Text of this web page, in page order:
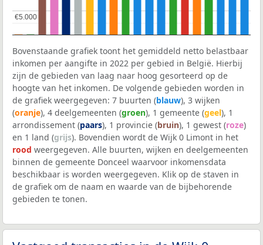
€5.000
€5.000
Bovenstaande grafiek toont het gemiddeld netto belastbaar
inkomen per aangifte in 2022 per gebied in België. Hierbij
zijn de gebieden van laag naar hoog gesorteerd op de
hoogte van het inkomen. De volgende gebieden worden in
de grafiek weergegeven: 7 buurten (blauw), 3 wijken
(oranje), 4 deelgemeenten (groen), 1 gemeente (geel), 1
arrondissement (paars), 1 provincie (bruin), 1 gewest (roze)
en 1 land (grijs). Bovendien wordt de Wijk 0 Limont in het
rood weergegeven. Alle buurten, wijken en deelgemeenten
binnen de gemeente Donceel waarvoor inkomensdata
beschikbaar is worden weergegeven. Klik op de staven in
de grafiek om de naam en waarde van de bijbehorende
gebieden te tonen.